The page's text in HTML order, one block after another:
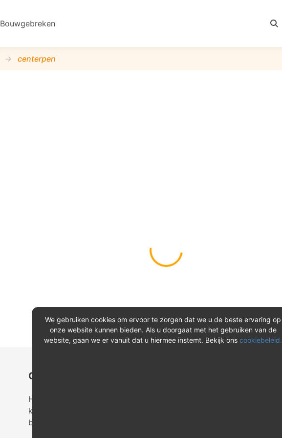
Bouwgebreken
centerpen
Contact
Heeft u vragen? Neem tijdens
kantooruren contact met ons op of
bekijk onze instructievideo's.
We gebruiken cookies om ervoor te zorgen dat we u de beste ervaring op
onze website kunnen bieden. Als u doorgaat met het gebruiken van de
website, gaan we er vanuit dat u hiermee instemt. Bekijk ons cookiebeleid.